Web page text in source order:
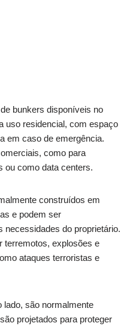
bunkers disponíveis no
uso residencial, com espaço
em caso de emergência.
como para
ou como data centers.
construídos em
e podem ser
necessidades do proprietário.
terremotos, explosões e
ataques terroristas e
são normalmente
projetados para proteger